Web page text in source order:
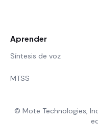
Aprender
Síntesis de voz
MTSS
© Mote Technologies,